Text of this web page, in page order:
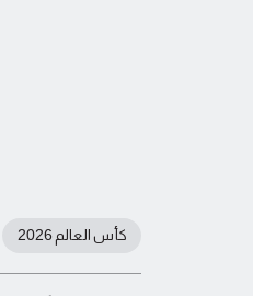
كأس العالم 2026